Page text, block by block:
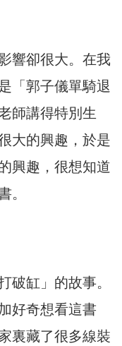
響卻很大。在我
「郭子儀單騎退
師講得特別生
大的興趣，於是
興趣，很想知道
。
破缸」的故事。
好奇想看這書
裏藏了很多線裝